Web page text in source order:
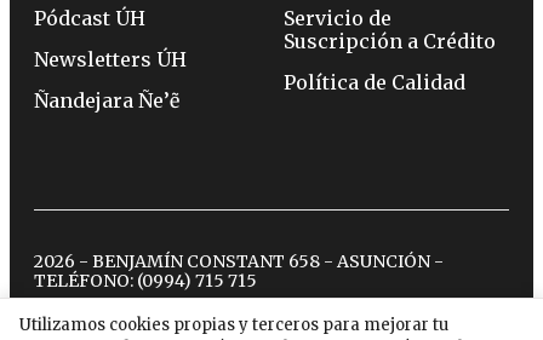
Utilizamos cookies propias y terceros para mejorar tu
Pódcast ÚH
Newsletters ÚH
Ñandejara Ñe’ẽ
Servicio de
Suscripción a Crédito
Política de Calidad
2026 - BENJAMÍN CONSTANT 658 - ASUNCIÓN -
TELÉFONO: (0994) 715 715